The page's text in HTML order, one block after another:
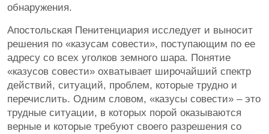
обнаружения.
Апостольская Пенитенциария исследует и выносит
решения по «казусам совести», поступающим по ее
адресу со всех уголков земного шара. Понятие
«казусов совести» охватывает широчайший спектр
действий, ситуаций, проблем, которые трудно и
перечислить. Одним словом, «казусы совести» – это
трудные ситуации, в которых порой оказываются
верные и которые требуют своего разрешения со